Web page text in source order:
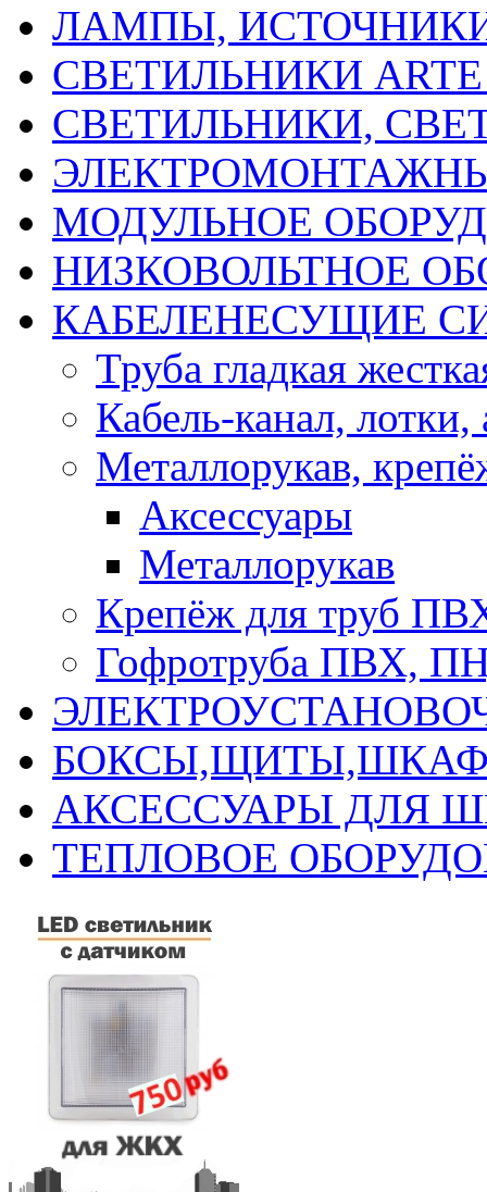
ЛАМПЫ,
СВЕТИЛЬНИКИ ARTE
СВЕТИЛЬНИКИ,
МОДУЛЬНОЕ
НИЗКОВОЛЬТНОЕ
КАБЕЛЕНЕСУЩИЕ
Труба гладкая
Кабель-канал, лотки,
Металлорукав,
Аксессуары
Металлорукав
Крепёж для труб
Гофротруба ПВХ,
АКСЕССУАРЫ ДЛЯ
ТЕПЛОВОЕ